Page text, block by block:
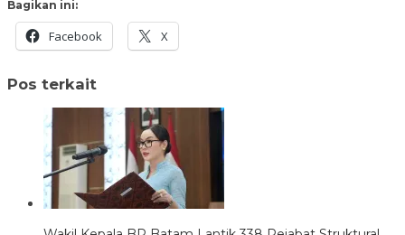
Bagikan ini:
Facebook X
Pos terkait